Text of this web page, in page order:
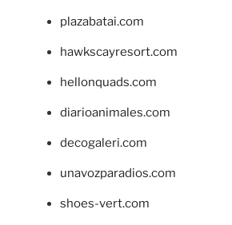
plazabatai.com
hawkscayresort.com
hellonquads.com
diarioanimales.com
decogaleri.com
unavozparadios.com
shoes-vert.com